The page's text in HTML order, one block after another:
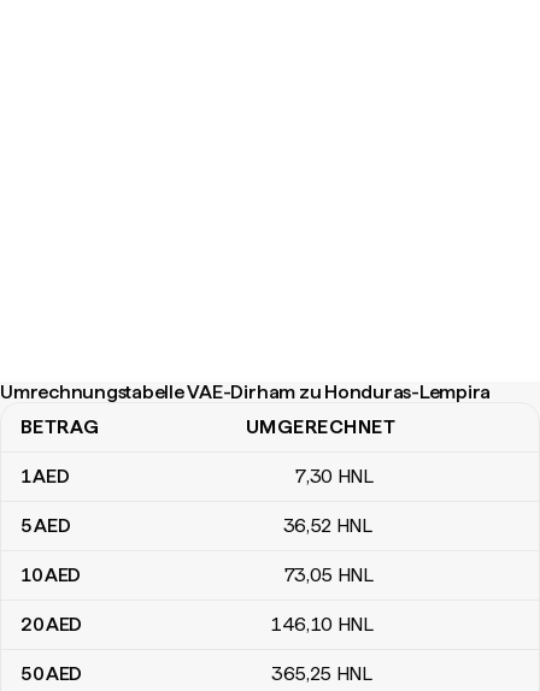
Umrechnungstabelle VAE-Dirham zu Honduras-Lempira
Umrechnungstabelle VAE-Dirham zu Honduras-Lempira
BETRAG UMGERECHNET
1AED 7,30 HNL
5AED 36,52 HNL
10AED 73,05 HNL
20AED 146,10 HNL
50AED 365,25 HNL